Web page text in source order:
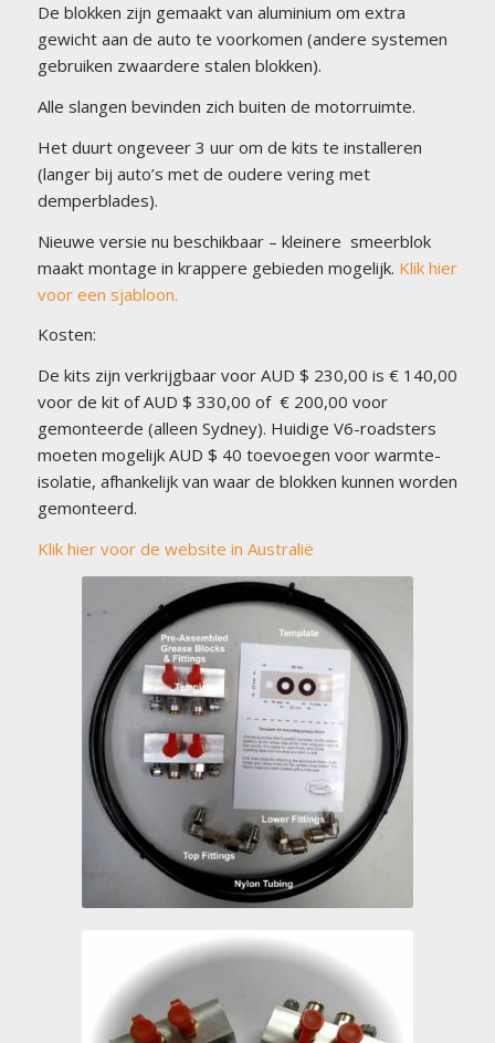
De blokken zijn gemaakt van aluminium om extra
gewicht aan de auto te voorkomen (andere systemen
gebruiken zwaardere stalen blokken).
Alle slangen bevinden zich buiten de motorruimte.
Het duurt ongeveer 3 uur om de kits te installeren
(langer bij auto’s met de oudere vering met
demperblades).
Nieuwe versie nu beschikbaar – kleinere smeerblok
maakt montage in krappere gebieden mogelijk. Klik hier
voor een sjabloon.
Kosten:
De kits zijn verkrijgbaar voor AUD $ 230,00 is € 140,00
voor de kit of AUD $ 330,00 of € 200,00 voor
gemonteerde (alleen Sydney). Huidige V6-roadsters
moeten mogelijk AUD $ 40 toevoegen voor warmte-
isolatie, afhankelijk van waar de blokken kunnen worden
gemonteerd.
Klik hier voor de website in Australië